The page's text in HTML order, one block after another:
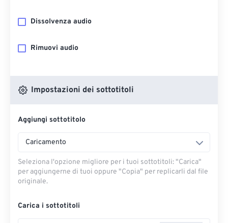
Dissolvenza audio
Rimuovi audio
Impostazioni dei sottotitoli
Aggiungi sottotitolo
Caricamento
Seleziona l'opzione migliore per i tuoi sottotitoli: "Carica" ​​
per aggiungerne di tuoi oppure "Copia" per replicarli dal file
originale.
Carica i sottotitoli